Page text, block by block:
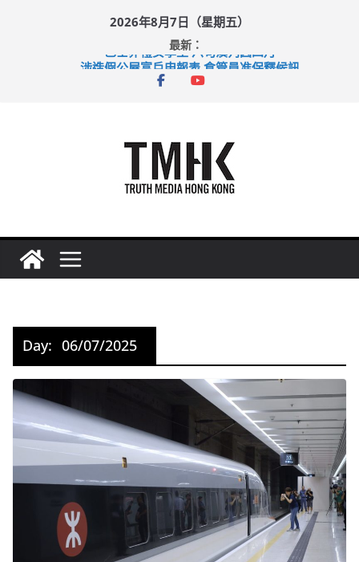
2026年8月7日（星期五）
最新：
巴士非禮女學生 六旬漢判囚四月
涉造假公屋富戶申報表 倉管員准保釋候訊
足球盛會次場激戰 祖雲達斯挫車路士
Day: 06/07/2025